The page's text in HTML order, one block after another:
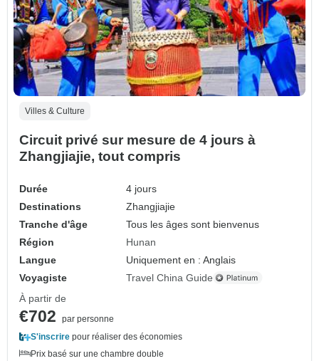
Villes & Culture
Circuit privé sur mesure de 4 jours à
Zhangjiajie, tout compris
Durée
4 jours
Destinations
Zhangjiajie
Tranche d'âge
Tous les âges sont bienvenus
Région
Hunan
Langue
Uniquement en : Anglais
Voyagiste
Travel China Guide
À partir de
€702
par personne
S'inscrire pour réaliser des économies
Prix basé sur une chambre double